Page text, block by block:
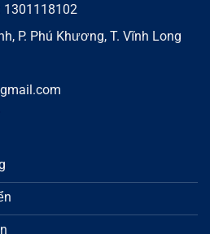
1301118102
P. Phú Khương, T. Vĩnh Long